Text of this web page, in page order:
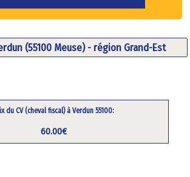
(55100 Meuse) - région Grand-Est
du CV (cheval fiscal) à Verdun 55100:
60.00€